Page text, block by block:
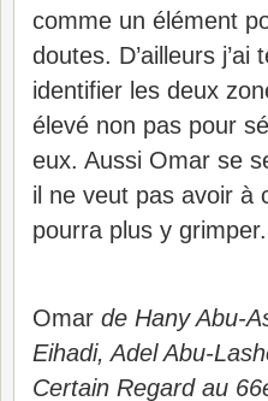
comme un élément
doutes. D’ailleurs
identifier les deux
élevé non pas pour
eux. Aussi Omar se
il ne veut pas avoir à
pourra plus y
Omar de Hany Abu-
Eihadi, Adel Abu-
Certain Regard au